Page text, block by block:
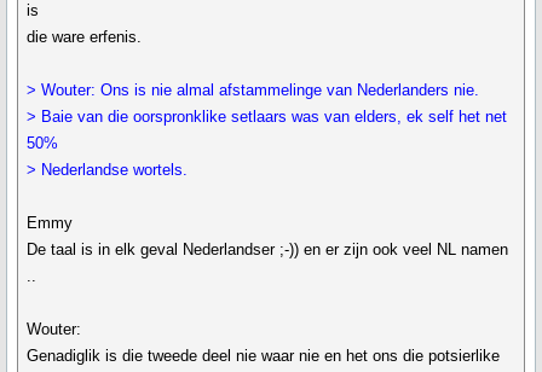
is
die ware erfenis.
> Wouter: Ons is nie almal afstammelinge van Nederlanders nie.
> Baie van die oorspronklike setlaars was van elders, ek self het net
50%
> Nederlandse wortels.
Emmy
De taal is in elk geval Nederlandser ;-)) en er zijn ook veel NL namen
..
Wouter:
Genadiglik is die tweede deel nie waar nie en het ons die potsierlike